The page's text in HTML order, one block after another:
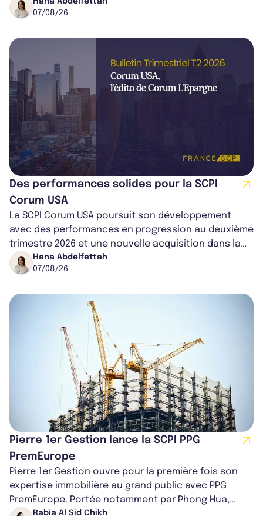
07/08/26
Des performances solides pour la SCPI
Corum USA
La SCPI Corum USA poursuit son développement
avec des performances en progression au deuxième
trimestre 2026 et une nouvelle acquisition dans la
région de Chicago. Entre hausse de...
Hana Abdelfettah
07/08/26
Pierre 1er Gestion lance la SCPI PPG
PremEurope
Pierre 1er Gestion ouvre pour la première fois son
expertise immobilière au grand public avec PPG
PremEurope. Portée notamment par Phong Hua,
Rabia Al Sid Chikh